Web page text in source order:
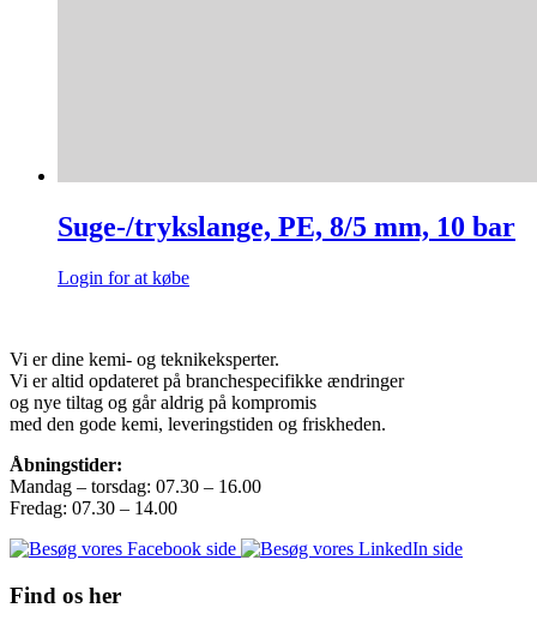
Suge-/trykslange, PE, 8/5 mm, 10 bar
Login for at købe
Vi er dine kemi- og teknikeksperter.
Vi er altid opdateret på branchespecifikke ændringer
og nye tiltag og går aldrig på kompromis
med den gode kemi, leveringstiden og friskheden.
Åbningstider:
Mandag – torsdag: 07.30 – 16.00
Fredag: 07.30 – 14.00
Find os her